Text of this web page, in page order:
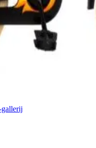
gallerij